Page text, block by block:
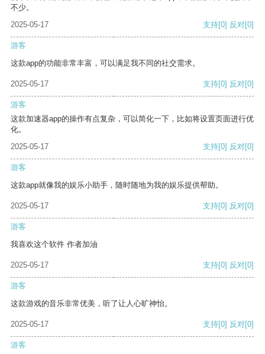
不少。
2025-05-17
支持[0] 反对[0]
游客
这款app的功能非常丰富，可以满足我不同的社交需求。
2025-05-17 支持[0] 反对[0]
游客
这款加速器app的操作有点复杂，可以简化一下，比如将设置页面进行优
化。
2025-05-17
支持[0] 反对[0]
游客
这款app就像我的娱乐小助手，随时随地为我的娱乐提供帮助。
2025-05-17 支持[0] 反对[0]
游客
我喜欢这个软件 作者加油
2025-05-17 支持[0] 反对[0]
游客
这款游戏的音乐非常优美，听了让人心旷神怡。
2025-05-17 支持[0] 反对[0]
游客